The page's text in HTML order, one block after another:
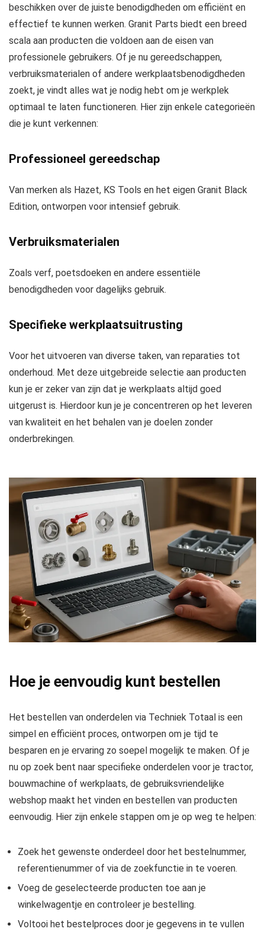
beschikken over de juiste benodigdheden om efficiënt en
effectief te kunnen werken. Granit Parts biedt een breed
scala aan producten die voldoen aan de eisen van
professionele gebruikers. Of je nu gereedschappen,
verbruiksmaterialen of andere werkplaatsbenodigdheden
zoekt, je vindt alles wat je nodig hebt om je werkplek
optimaal te laten functioneren. Hier zijn enkele categorieën
die je kunt verkennen:
Professioneel gereedschap
Van merken als Hazet, KS Tools en het eigen Granit Black
Edition, ontworpen voor intensief gebruik.
Verbruiksmaterialen
Zoals verf, poetsdoeken en andere essentiële
benodigdheden voor dagelijks gebruik.
Specifieke werkplaatsuitrusting
Voor het uitvoeren van diverse taken, van reparaties tot
onderhoud. Met deze uitgebreide selectie aan producten
kun je er zeker van zijn dat je werkplaats altijd goed
uitgerust is. Hierdoor kun je je concentreren op het leveren
van kwaliteit en het behalen van je doelen zonder
onderbrekingen.
Hoe je eenvoudig kunt bestellen
Het bestellen van onderdelen via Techniek Totaal is een
simpel en efficiënt proces, ontworpen om je tijd te
besparen en je ervaring zo soepel mogelijk te maken. Of je
nu op zoek bent naar specifieke onderdelen voor je tractor,
bouwmachine of werkplaats, de gebruiksvriendelijke
webshop maakt het vinden en bestellen van producten
eenvoudig. Hier zijn enkele stappen om je op weg te helpen:
Zoek het gewenste onderdeel door het bestelnummer,
referentienummer of via de zoekfunctie in te voeren.
Voeg de geselecteerde producten toe aan je
winkelwagentje en controleer je bestelling.
Voltooi het bestelproces door je gegevens in te vullen